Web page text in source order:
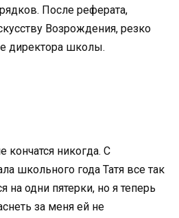
После реферата,
Возрождения, резко
директора школы.
кончатся никогда. С
школьного года Татя все так
одни пятерки, но я теперь
за меня ей не